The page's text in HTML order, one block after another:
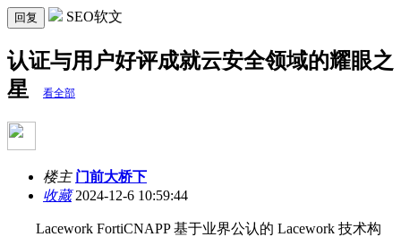
回复 SEO软文
认证与用户好评成就云安全领域的耀眼之
星
看全部
楼主 门前大桥下
收藏2024-12-6 10:59:44
Lacework FortiCNAPP 基于业界公认的 Lacework 技术构